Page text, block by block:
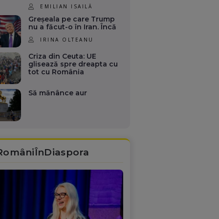
EMILIAN ISAILĂ
Greșeala pe care Trump
nu a făcut-o în Iran. Încă
IRINA OLTEANU
Criza din Ceuta: UE
glisează spre dreapta cu
tot cu România
Să mănânce aur